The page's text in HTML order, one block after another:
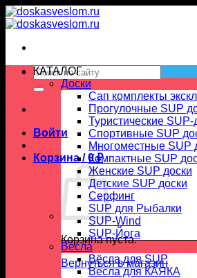
Skip
to
Искать:
Войти
Корзина /0₽
Корзина пуста.
Вернуться в магазин
КАТАЛОГ
Доски
Сап комплекты
Прогулочные SUP
Туристические SUP-
Спортивные SUP
Многоместные SUP
Компактные SUP
Женские SUP доски
Детские SUP доски
Серфинг
SUP для Рыбалки
SUP-Wind
SUP-Йога
Вёсла
Вёсла для SUP
Весла для КАЯКА